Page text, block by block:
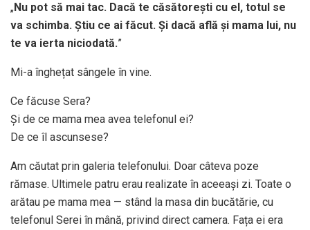
„Nu pot să mai tac. Dacă te căsătorești cu el, totul se
va schimba. Știu ce ai făcut. Și dacă află și mama lui, nu
te va ierta niciodată.”
Mi-a înghețat sângele în vine.
Ce făcuse Sera?
Și de ce mama mea avea telefonul ei?
De ce îl ascunsese?
Am căutat prin galeria telefonului. Doar câteva poze
rămase. Ultimele patru erau realizate în aceeași zi. Toate o
arătau pe mama mea — stând la masa din bucătărie, cu
telefonul Serei în mână, privind direct camera. Fața ei era